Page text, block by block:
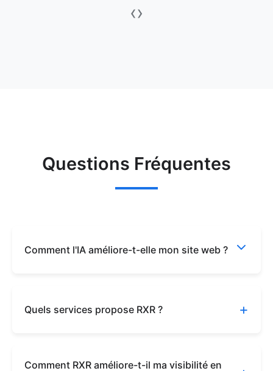
‹›
Questions Fréquentes
Comment l'IA améliore-t-elle mon site web ?
l'expérience utilisateur, en améliorant le
Quels services propose RXR ? +
web, de formation sur les technologies d'IA et
Comment RXR améliore-t-il ma visibilité en